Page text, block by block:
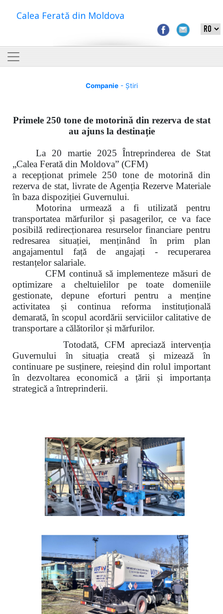
Calea Ferată din Moldova
Companie- Știri
Primele 250 tone de motorină din rezerva de stat
au ajuns la destinație
La 20 martie 2025 Întreprinderea de Stat
„Calea Ferată din Moldova” (CFM)
a recepționat primele 250 tone de motorină din
rezerva de stat, livrate de Agenția Rezerve Materiale
în baza dispoziției Guvernului.
Motorina urmează a fi utilizată pentru
transportatea mărfurilor și pasagerilor, ce va face
posibilă redirecționarea resurselor financiare pentru
redresarea situației, menținând în prim plan
angajamentul față de angajați - recuperarea
restanțelor salariale.
CFM continuă să implementeze măsuri de
optimizare a cheltuielilor pe toate domeniile
gestionate, depune eforturi pentru a menține
activitatea și continua reforma instituțională
demarată, în scopul acordării serviciilor calitative de
transportare a călătorilor și mărfurilor.
Totodată, CFM apreciază intervenția
Guvernului în situația creată și mizează în
continuare pe susținere, reieșind din rolul important
în dezvoltarea economică a țării și importanța
strategică a întreprinderii.